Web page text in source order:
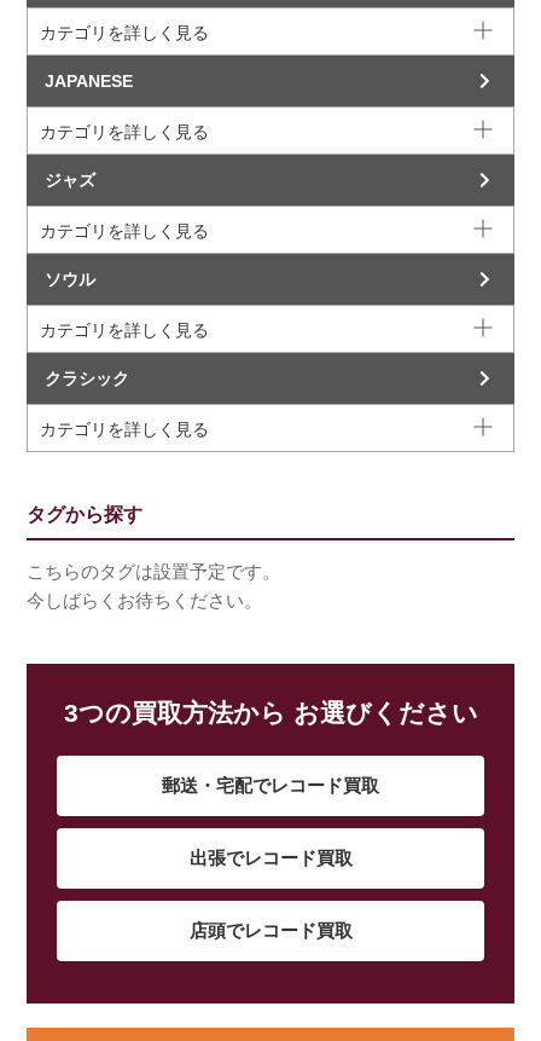
カテゴリを詳しく見る
JAPANESE
カテゴリを詳しく見る
ジャズ
カテゴリを詳しく見る
ソウル
カテゴリを詳しく見る
クラシック
カテゴリを詳しく見る
タグから探す
こちらのタグは設置予定です。
今しばらくお待ちください。
3つの買取方法から お選びください
郵送・宅配でレコード買取
出張でレコード買取
店頭でレコード買取